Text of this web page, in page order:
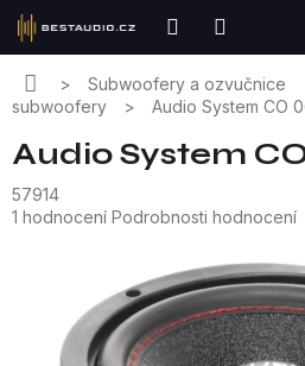
Přejít
obsah
DomůSubwoofery a ozvučnice
subwoofery
Audio System CO
Audio System
57914
Průměrné
1 hodnocení Podrobnosti hodnocení